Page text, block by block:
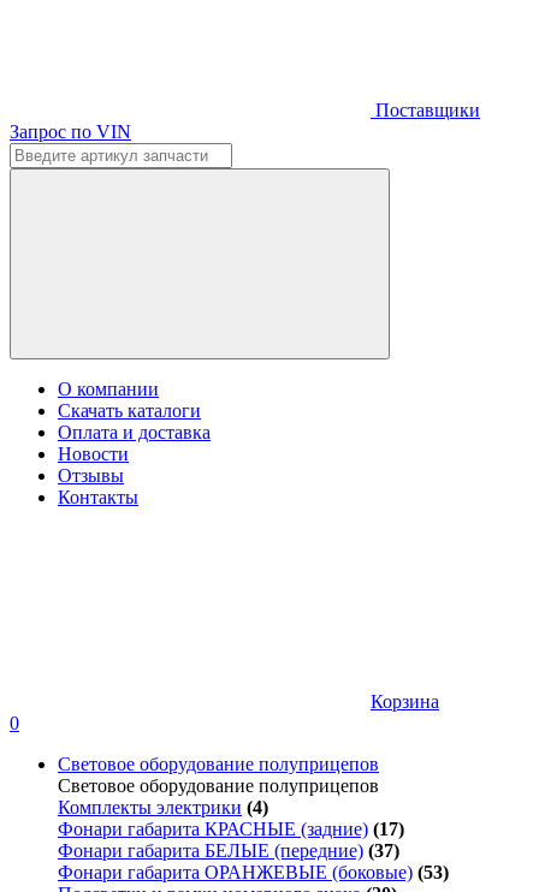
Поставщики
Запрос по VIN
О компании
Скачать каталоги
Оплата и доставка
Новости
Отзывы
Контакты
Корзина
0
Световое оборудование полуприцепов
Световое оборудование полуприцепов
Комплекты электрики (4)
Фонари габарита КРАСНЫЕ (задние) (17)
Фонари габарита БЕЛЫЕ (передние) (37)
Фонари габарита ОРАНЖЕВЫЕ (боковые) (53)